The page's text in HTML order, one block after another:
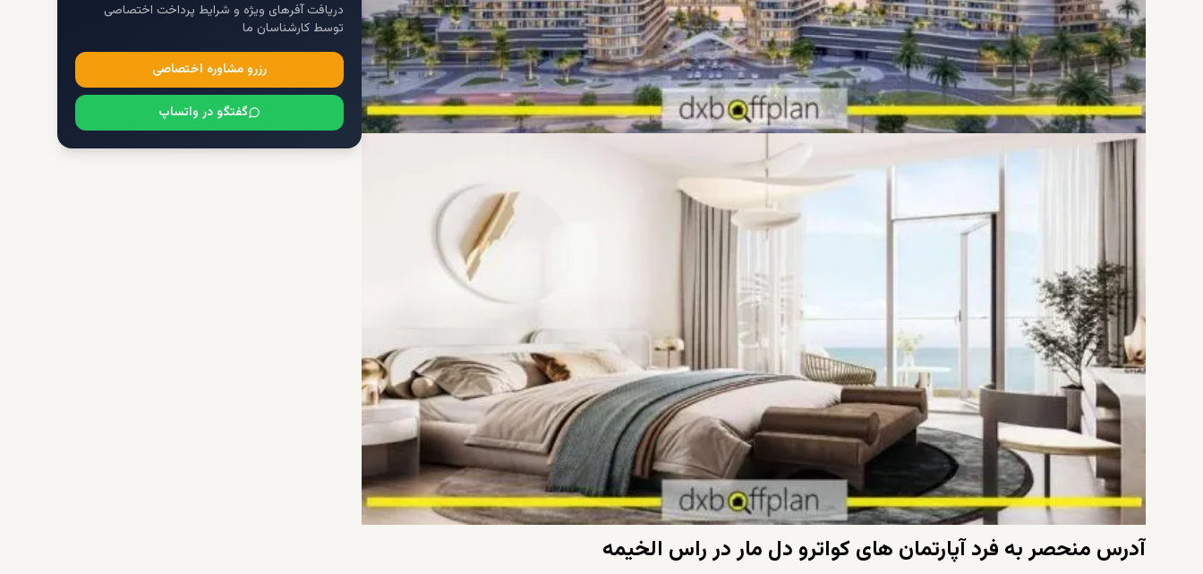
آدرس منحصر به فرد آپارتمان های کواترو دل مار در راس الخیمه
دریافت آفرهای ویژه و شرایط پرداخت اختصاصی
توسط کارشناسان ما
رزرو مشاوره اختصاصی
گفتگو در واتساپ